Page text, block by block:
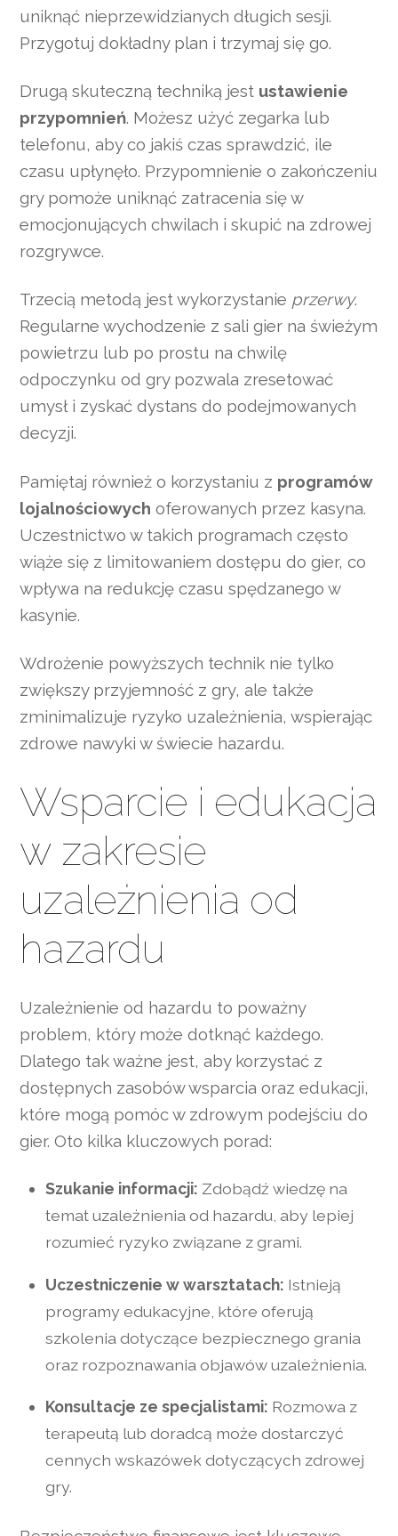
uniknąć nieprzewidzianych długich sesji.
Przygotuj dokładny plan i trzymaj się go.
Drugą skuteczną techniką jest ustawienie
przypomnień. Możesz użyć zegarka lub
telefonu, aby co jakiś czas sprawdzić, ile
czasu upłynęło. Przypomnienie o zakończeniu
gry pomoże uniknąć zatracenia się w
emocjonujących chwilach i skupić na zdrowej
rozgrywce.
Trzecią metodą jest wykorzystanie przerwy.
Regularne wychodzenie z sali gier na świeżym
powietrzu lub po prostu na chwilę
odpoczynku od gry pozwala zresetować
umysł i zyskać dystans do podejmowanych
decyzji.
Pamiętaj również o korzystaniu z programów
lojalnościowych oferowanych przez kasyna.
Uczestnictwo w takich programach często
wiąże się z limitowaniem dostępu do gier, co
wpływa na redukcję czasu spędzanego w
kasynie.
Wdrożenie powyższych technik nie tylko
zwiększy przyjemność z gry, ale także
zminimalizuje ryzyko uzależnienia, wspierając
zdrowe nawyki w świecie hazardu.
Wsparcie i edukacja
w zakresie
uzależnienia od
hazardu
Uzależnienie od hazardu to poważny
problem, który może dotknąć każdego.
Dlatego tak ważne jest, aby korzystać z
dostępnych zasobów wsparcia oraz edukacji,
które mogą pomóc w zdrowym podejściu do
gier. Oto kilka kluczowych porad:
Szukanie informacji: Zdobądź wiedzę na
temat uzależnienia od hazardu, aby lepiej
rozumieć ryzyko związane z grami.
Uczestniczenie w warsztatach: Istnieją
programy edukacyjne, które oferują
szkolenia dotyczące bezpiecznego grania
oraz rozpoznawania objawów uzależnienia.
Konsultacje ze specjalistami: Rozmowa z
terapeutą lub doradcą może dostarczyć
cennych wskazówek dotyczących zdrowej
gry.